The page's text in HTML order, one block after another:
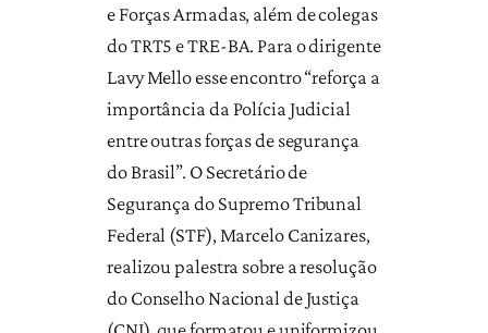
e Forças Armadas, além de colegas
do TRT5 e TRE-BA. Para o dirigente
Lavy Mello esse encontro “reforça a
importância da Polícia Judicial
entre outras forças de segurança
do Brasil”. O Secretário de
Segurança do Supremo Tribunal
Federal (STF), Marcelo Canizares,
realizou palestra sobre a resolução
do Conselho Nacional de Justiça